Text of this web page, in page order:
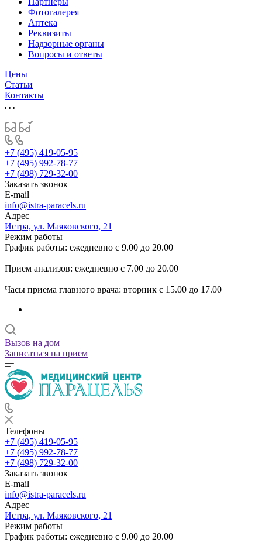
Фотогалерея
Аптека
Реквизиты
Надзорные органы
Вопросы и ответы
Цены
Статьи
Контакты
+7 (495) 419-05-95
+7 (495) 992-78-77
+7 (498) 729-32-00
Заказать звонок
E-mail
info@istra-paracels.ru
Адрес
Истра, ул. Маяковского, 21
Режим работы
График работы: ежедневно с 9.00 до 20.00
Прием анализов: ежедневно с 7.00 до 20.00
Часы приема главного врача: вторник с 15.00 до 17.00
Вызов на дом
Записаться на прием
Телефоны
+7 (495) 419-05-95
+7 (495) 992-78-77
+7 (498) 729-32-00
Заказать звонок
E-mail
info@istra-paracels.ru
Адрес
Истра, ул. Маяковского, 21
Режим работы
График работы: ежедневно с 9.00 до 20.00